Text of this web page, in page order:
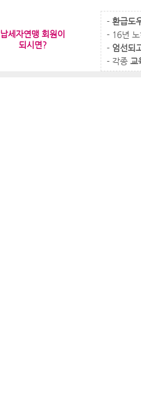
납세자연맹 회원이
되시면?
- 환급도
- 16년
- 엄선되
- 각종 교